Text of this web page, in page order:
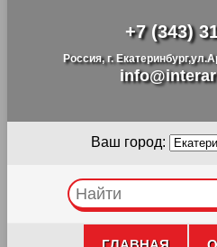
+7 (343)
Россия, г.
Ваш город: